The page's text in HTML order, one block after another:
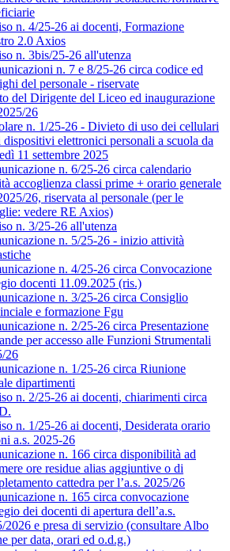
n. 4/25-26 ai docenti, Formazione
2.0 Axios
n. 3bis/25-26 all'utenza
n. 7 e 8/25-26 circa codice ed
del personale - riservate
del Dirigente del Liceo ed inaugurazione
26
n. 1/25-26 - Divieto di uso dei cellulari
dispositivi elettronici personali a scuola da
11 settembre 2025
n. 6/25-26 circa calendario
accoglienza classi prime + orario generale
26, riservata al personale (per le
vedere RE Axios)
n. 3/25-26 all'utenza
n. 5/25-26 - inizio attività
n. 4/25-26 circa Convocazione
docenti 11.09.2025 (ris.)
n. 3/25-26 circa Consiglio
e formazione Fgu
n. 2/25-26 circa Presentazione
per accesso alle Funzioni Strumentali
26
n. 1/25-26 circa Riunione
dipartimenti
n. 2/25-26 ai docenti, chiarimenti circa
n. 1/25-26 ai docenti, Desiderata orario
a.s. 2025-26
n. 166 circa disponibilità ad
ore residue alias aggiuntive o di
cattedra per l’a.s. 2025/26
n. 165 circa convocazione
dei docenti di apertura dell’a.s.
2026 e presa di servizio (consultare Albo
per data, orari ed o.d.g.)